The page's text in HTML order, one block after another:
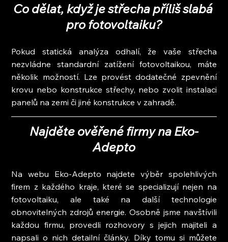
Co dělat, když je střecha příliš slabá
pro fotovoltaiku?
Pokud statická analýza odhalí, že vaše střecha
nezvládne standardní zatížení fotovoltaikou, máte
několik možností. Lze provést dodatečné zpevnění
krovu nebo konstrukce střechy, nebo zvolit instalaci
panelů na zemi či jiné konstrukce v zahradě.
Najděte ověřené firmy na Eko-
Adepto
Na webu Eko-Adepto najdete výběr spolehlivých
firem z každého kraje, které se specializují nejen na
fotovoltaiku, ale také na další technologie
obnovitelných zdrojů energie. Osobně jsme navštívili
každou firmu, provedli rozhovory s jejich majiteli a
napsali o nich detailní články. Díky tomu si můžete